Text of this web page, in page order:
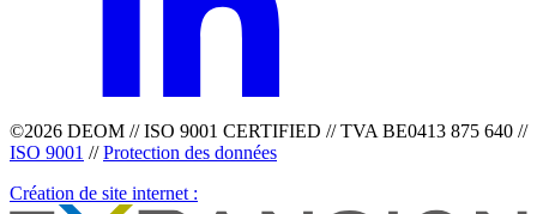
©2026 DEOM // ISO 9001 CERTIFIED // TVA BE0413 875 640 //
ISO 9001 //Protection des données
Création de site internet :